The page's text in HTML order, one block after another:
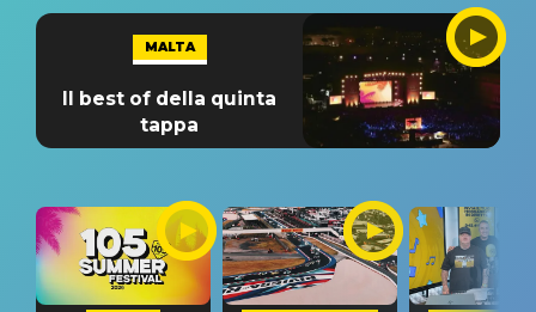
MALTA
Il best of della quinta
tappa